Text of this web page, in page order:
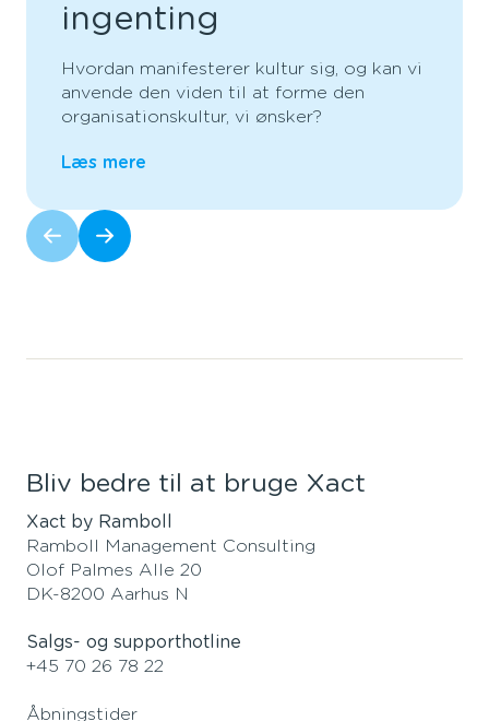
ingenting
Hvordan manifesterer kultur sig, og kan vi
anvende den viden til at forme den
organisationskultur, vi ønsker?
Læs mere
Bliv bedre til at bruge Xact
Xact by Ramboll
Ramboll Management Consulting
Olof Palmes Alle 20
DK-8200 Aarhus N
Salgs- og supporthotline
+45 70 26 78 22
Åbningstider